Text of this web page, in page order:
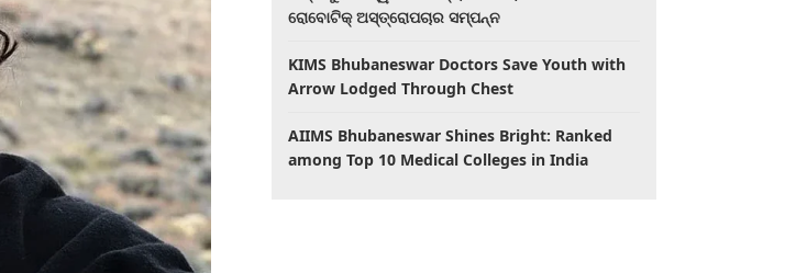
ରୋବୋଟିକ୍ ଅସ୍ତ୍ରୋପଚାର ସମ୍ପନ୍ନ
KIMS Bhubaneswar Doctors Save Youth with
Arrow Lodged Through Chest
AIIMS Bhubaneswar Shines Bright: Ranked
among Top 10 Medical Colleges in India